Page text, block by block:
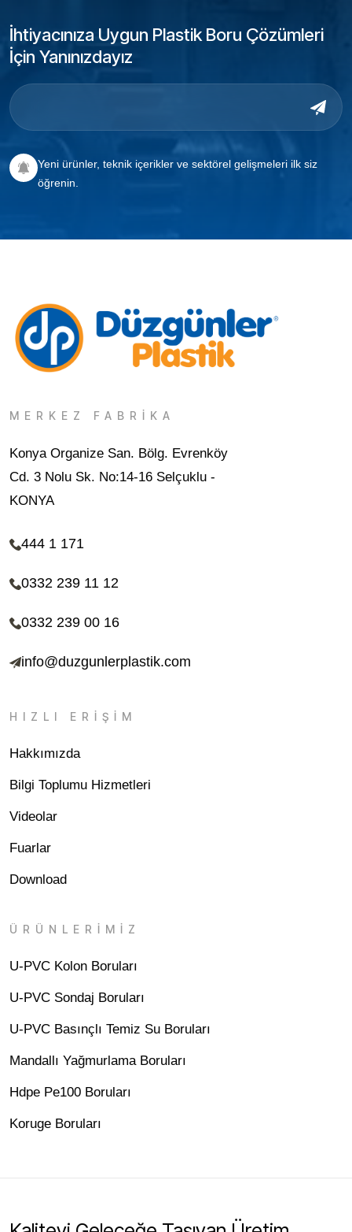
İhtiyacınıza Uygun Plastik Boru Çözümleri
İçin Yanınızdayız
Yeni ürünler, teknik içerikler ve sektörel gelişmeleri ilk siz
öğrenin.
MERKEZ FABRİKA
Konya Organize San. Bölg. Evrenköy
Cd. 3 Nolu Sk. No:14-16 Selçuklu -
KONYA
444 1 171
0332 239 11 12
0332 239 00 16
info@duzgunlerplastik.com
HIZLI ERİŞİM
Hakkımızda
Bilgi Toplumu Hizmetleri
Videolar
Fuarlar
Download
ÜRÜNLERİMİZ
U-PVC Kolon Boruları
U-PVC Sondaj Boruları
U-PVC Basınçlı Temiz Su Boruları
Mandallı Yağmurlama Boruları
Hdpe Pe100 Boruları
Koruge Boruları